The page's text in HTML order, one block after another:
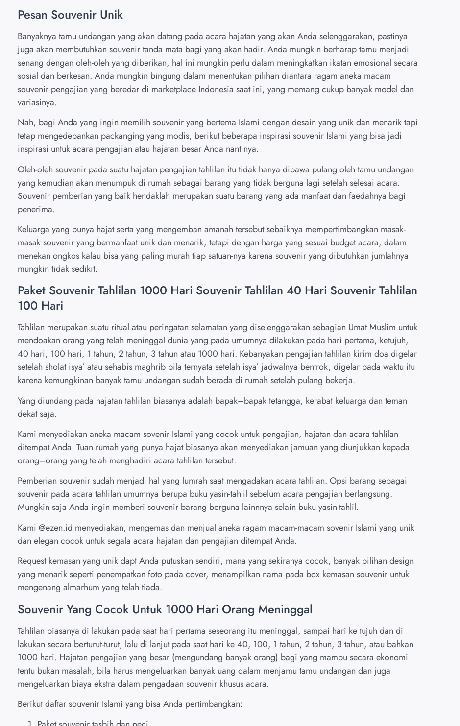
Pesan Souvenir Unik
Banyaknya tamu undangan yang akan datang pada acara hajatan yang akan Anda selenggarakan, pastinya
juga akan membutuhkan souvenir tanda mata bagi yang akan hadir. Anda mungkin berharap tamu menjadi
senang dengan oleh-oleh yang diberikan, hal ini mungkin perlu dalam meningkatkan ikatan emosional secara
sosial dan berkesan. Anda mungkin bingung dalam menentukan pilihan diantara ragam aneka macam
souvenir pengajian yang beredar di marketplace Indonesia saat ini, yang memang cukup banyak model dan
variasinya.
Nah, bagi Anda yang ingin memilih souvenir yang bertema Islami dengan desain yang unik dan menarik tapi
tetap mengedepankan packanging yang modis, berikut beberapa inspirasi souvenir Islami yang bisa jadi
inspirasi untuk acara pengajian atau hajatan besar Anda nantinya.
Oleh-oleh souvenir pada suatu hajatan pengajian tahlilan itu tidak hanya dibawa pulang oleh tamu undangan
yang kemudian akan menumpuk di rumah sebagai barang yang tidak berguna lagi setelah selesai acara.
Souvenir pemberian yang baik hendaklah merupakan suatu barang yang ada manfaat dan faedahnya bagi
penerima.
Keluarga yang punya hajat serta yang mengemban amanah tersebut sebaiknya mempertimbangkan masak-
masak souvenir yang bermanfaat unik dan menarik, tetapi dengan harga yang sesuai budget acara, dalam
menekan ongkos kalau bisa yang paling murah tiap satuan-nya karena souvenir yang dibutuhkan jumlahnya
mungkin tidak sedikit.
Paket Souvenir Tahlilan 1000 Hari Souvenir Tahlilan 40 Hari Souvenir Tahlilan
100 Hari
Tahlilan merupakan suatu ritual atau peringatan selamatan yang diselenggarakan sebagian Umat Muslim untuk
mendoakan orang yang telah meninggal dunia yang pada umumnya dilakukan pada hari pertama, ketujuh,
40 hari, 100 hari, 1 tahun, 2 tahun, 3 tahun atau 1000 hari. Kebanyakan pengajian tahlilan kirim doa digelar
setelah sholat isya’ atau sehabis maghrib bila ternyata setelah isya’ jadwalnya bentrok, digelar pada waktu itu
karena kemungkinan banyak tamu undangan sudah berada di rumah setelah pulang bekerja.
Yang diundang pada hajatan tahlilan biasanya adalah bapak–bapak tetangga, kerabat keluarga dan teman
dekat saja.
Kami menyediakan aneka macam sovenir Islami yang cocok untuk pengajian, hajatan dan acara tahlilan
ditempat Anda. Tuan rumah yang punya hajat biasanya akan menyediakan jamuan yang diunjukkan kepada
orang–orang yang telah menghadiri acara tahlilan tersebut.
Pemberian souvenir sudah menjadi hal yang lumrah saat mengadakan acara tahlilan. Opsi barang sebagai
souvenir pada acara tahlilan umumnya berupa buku yasin-tahlil sebelum acara pengajian berlangsung.
Mungkin saja Anda ingin memberi souvenir barang berguna lainnnya selain buku yasin-tahlil.
Kami @ezen.id menyediakan, mengemas dan menjual aneka ragam macam-macam sovenir Islami yang unik
dan elegan cocok untuk segala acara hajatan dan pengajian ditempat Anda.
Request kemasan yang unik dapt Anda putuskan sendiri, mana yang sekiranya cocok, banyak pilihan design
yang menarik seperti penempatkan foto pada cover, menampilkan nama pada box kemasan souvenir untuk
mengenang almarhum yang telah tiada.
Souvenir Yang Cocok Untuk 1000 Hari Orang Meninggal
Tahlilan biasanya di lakukan pada saat hari pertama seseorang itu meninggal, sampai hari ke tujuh dan di
lakukan secara berturut-turut, lalu di lanjut pada saat hari ke 40, 100, 1 tahun, 2 tahun, 3 tahun, atau bahkan
1000 hari. Hajatan pengajian yang besar (mengundang banyak orang) bagi yang mampu secara ekonomi
tentu bukan masalah, bila harus mengeluarkan banyak uang dalam menjamu tamu undangan dan juga
mengeluarkan biaya ekstra dalam pengadaan souvenir khusus acara.
Berikut daftar souvenir Islami yang bisa Anda pertimbangkan: